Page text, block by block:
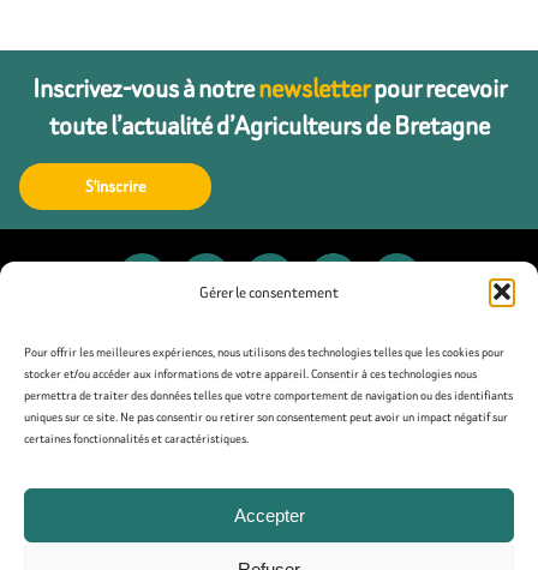
Gérer le consentement
Pour offrir les meilleures expériences, nous utilisons des technologies telles que les cookies pour
stocker et/ou accéder aux informations de votre appareil. Consentir à ces technologies nous
permettra de traiter des données telles que votre comportement de navigation ou des identifiants
uniques sur ce site. Ne pas consentir ou retirer son consentement peut avoir un impact négatif sur
certaines fonctionnalités et caractéristiques.
Accepter
Inscrivez-vous à notrenewsletterpour recevoir
toute l’actualité d’Agriculteurs de Bretagne
S'inscrire
Contact
Presse
Politique de confidentialité